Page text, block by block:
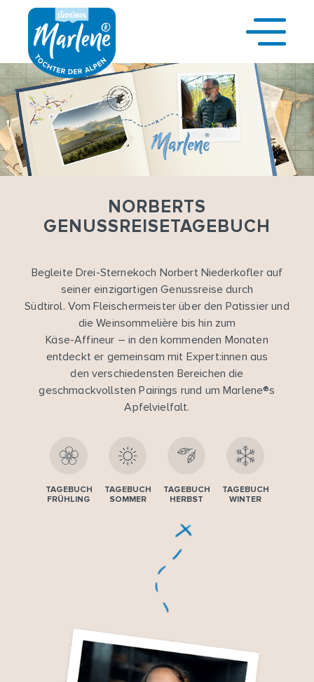
NORBERTS
GENUSSREISETAGEBUCH
Begleite Drei-Sternekoch Norbert Niederkofler auf
seiner einzigartigen Genussreise durch
Südtirol. Vom Fleischermeister über den Patissier und
die Weinsommelière bis hin zum
Käse-Affineur – in den kommenden Monaten
entdeckt er gemeinsam mit Expert:innen aus
den verschiedensten Bereichen die
geschmackvollsten Pairings rund um Marlene®s
Apfelvielfalt.
TAGEBUCH
FRÜHLING
TAGEBUCH
SOMMER
TAGEBUCH
HERBST
TAGEBUCH
WINTER